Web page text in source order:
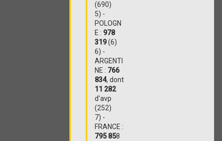
(690)
5) -
POLOGN
E : 978
319(6)
6) -
ARGENTI
NE : 766
834, dont
11 282
d'avp
(252)
7) -
FRANCE :
795 858